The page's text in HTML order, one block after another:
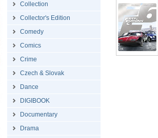
Collection
Collector's Edition
Comedy
Comics
Crime
Czech & Slovak
Dance
DIGIBOOK
Documentary
Drama